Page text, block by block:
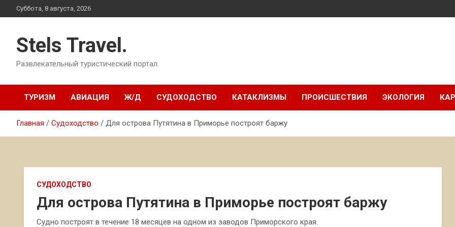
Перейти
к
Суббота, 8 августа, 2026
Stels Travel.
Развлекательный туристический портал.
ТУРИЗМ АВИАЦИЯ Ж/Д СУДОХОДСТВО КАТАКЛИЗМЫ ПРОИСШЕСТВИЯ ЭКОЛОГИЯ
Главная Судоходство Для острова Путятина в Приморье построят баржу
СУДОХОДСТВО
Для острова Путятина в Приморье построят баржу
Судно построят в течение 18 месяцев на одном из заводов Приморского края.